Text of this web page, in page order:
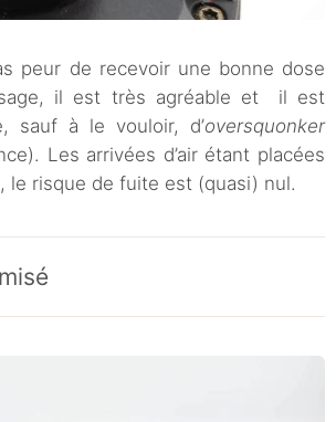
peur de recevoir une bonne dose
il est très agréable et il est
sauf à le vouloir, d’oversquonker
Les arrivées d’air étant placées
le risque de fuite est (quasi) nul.